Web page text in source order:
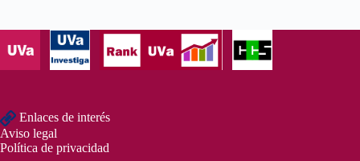
Enlaces de interés
Aviso legal
Política de privacidad